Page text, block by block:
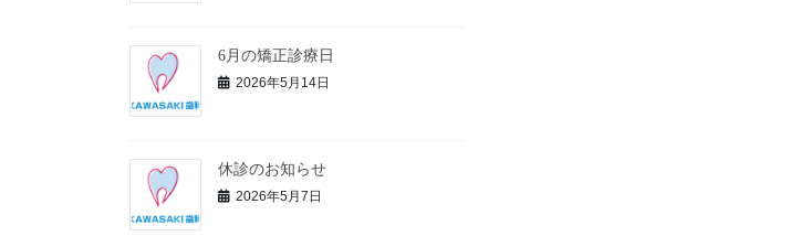
6月の矯正診療日
2026年5月14日
休診のお知らせ
2026年5月7日